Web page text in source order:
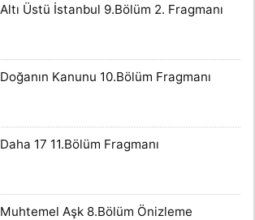
Altı Üstü İstanbul 9.Bölüm 2. Fragmanı
Doğanın Kanunu 10.Bölüm Fragmanı
Daha 17 11.Bölüm Fragmanı
Muhtemel Aşk 8.Bölüm Önizleme